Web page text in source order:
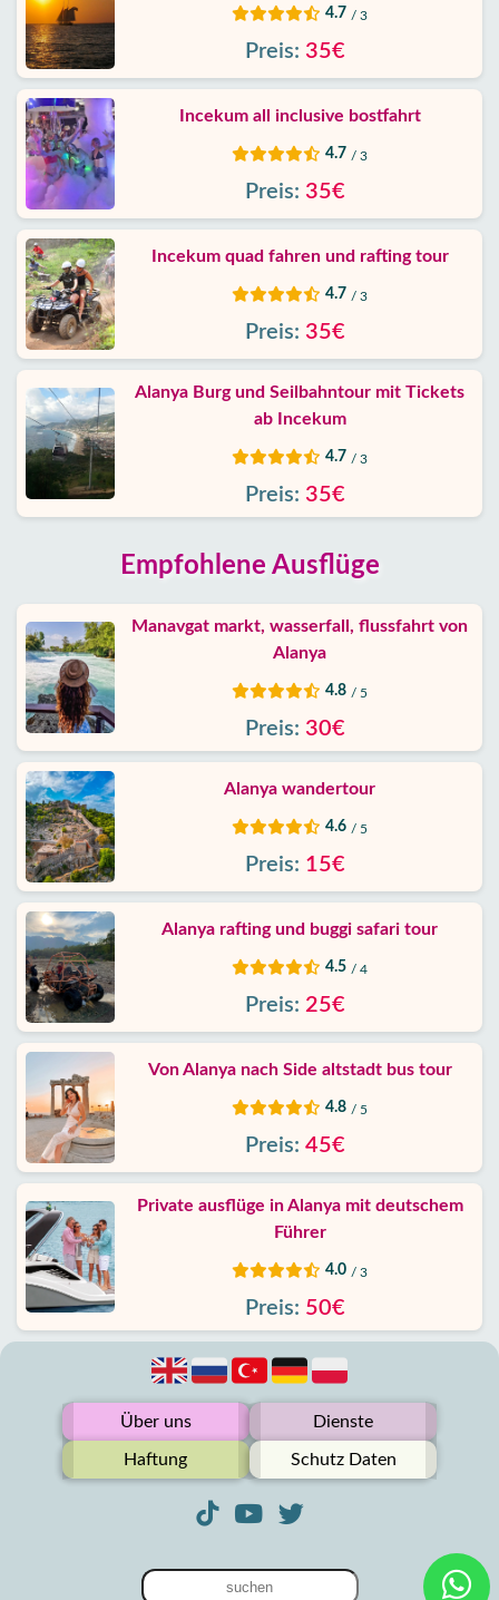
4.7 / 3
Preis: 35€
Incekum all inclusive bostfahrt
4.7 / 3
Preis: 35€
Incekum quad fahren und rafting tour
4.7 / 3
Preis: 35€
Alanya Burg und Seilbahntour mit Tickets
ab Incekum
4.7 / 3
Preis: 35€
Empfohlene Ausflüge
Manavgat markt, wasserfall, flussfahrt von
Alanya
4.8 / 5
Preis: 30€
Alanya wandertour
4.6 / 5
Preis: 15€
Alanya rafting und buggi safari tour
4.5 / 4
Preis: 25€
Von Alanya nach Side altstadt bus tour
4.8 / 5
Preis: 45€
Private ausflüge in Alanya mit deutschem
Führer
4.0 / 3
Preis: 50€
Über uns Dienste
Haftung Schutz Daten